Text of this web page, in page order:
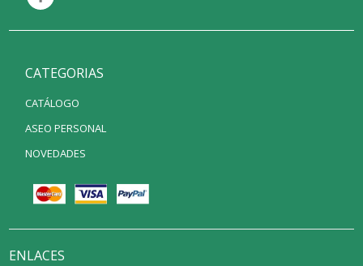
CATEGORIAS
CATÁLOGO
ASEO PERSONAL
NOVEDADES
ENLACES